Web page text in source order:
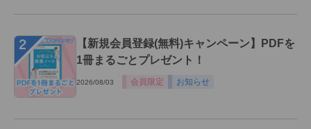
２
【新規会員登録(無料)キャンペーン】PDFを
1冊まるごとプレゼント！
2026/08/03 会員限定 お知らせ